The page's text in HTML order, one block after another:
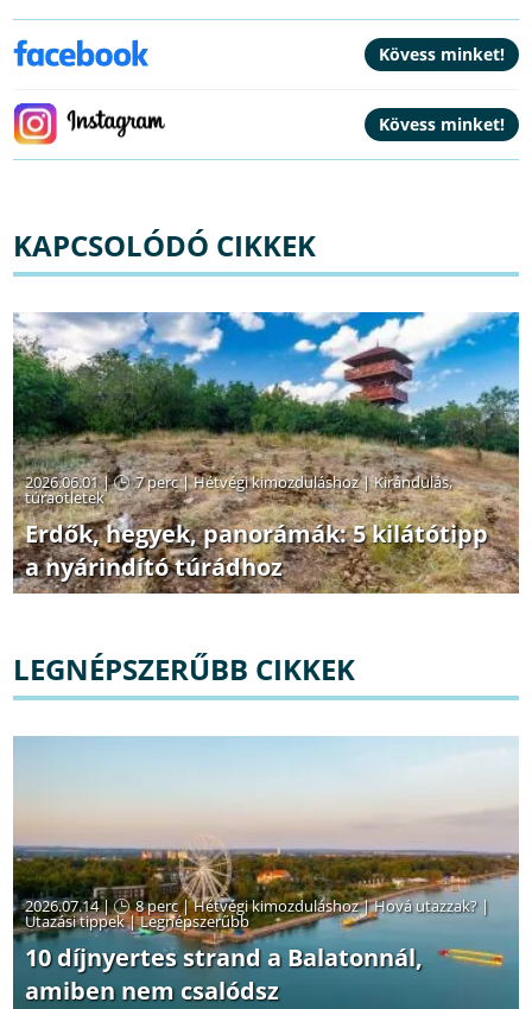
KAPCSOLÓDÓ CIKKEK
2026.06.01 | 7 perc|Hétvégi kimozduláshoz|Kirándulás,
túraötletek
Erdők, hegyek, panorámák: 5 kilátótipp
a nyárindító túrádhoz
LEGNÉPSZERŰBB CIKKEK
2026.07.14 | 8 perc|Hétvégi kimozduláshoz|Hová utazzak? |
Utazási tippek|Legnépszerűbb
10 díjnyertes strand a Balatonnál,
amiben nem csalódsz